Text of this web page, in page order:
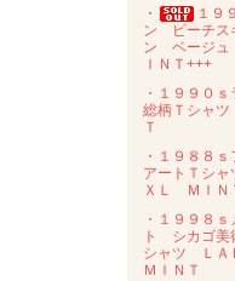
・
１９
ン ピーチ
ン ベージ
ＩＮＴ+++
・１９９０
総柄Ｔシャ
Ｔ
・１９８８
アートＴシ
ＸＬ ＭＩＮ
・１９９８
ト シカゴ美
シャツ ＬＡ
ＭＩＮＴ